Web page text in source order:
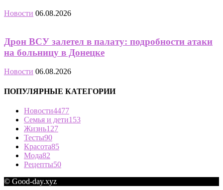
Новости 06.08.2026
Дрон ВСУ залетел в палату: подробности атаки
на больницу в Донецке
Новости 06.08.2026
ПОПУЛЯРНЫЕ КАТЕГОРИИ
Новости4477
Семья и дети153
Жизнь127
Тесты90
Красота85
Мода82
Рецепты50
© Good-day.xyz